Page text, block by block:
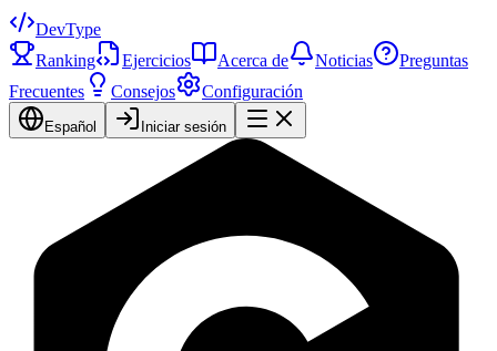
DevType
Ranking
Ejercicios Acerca de Noticias
Preguntas
Frecuentes
Consejos Configuración
Español Iniciar sesión